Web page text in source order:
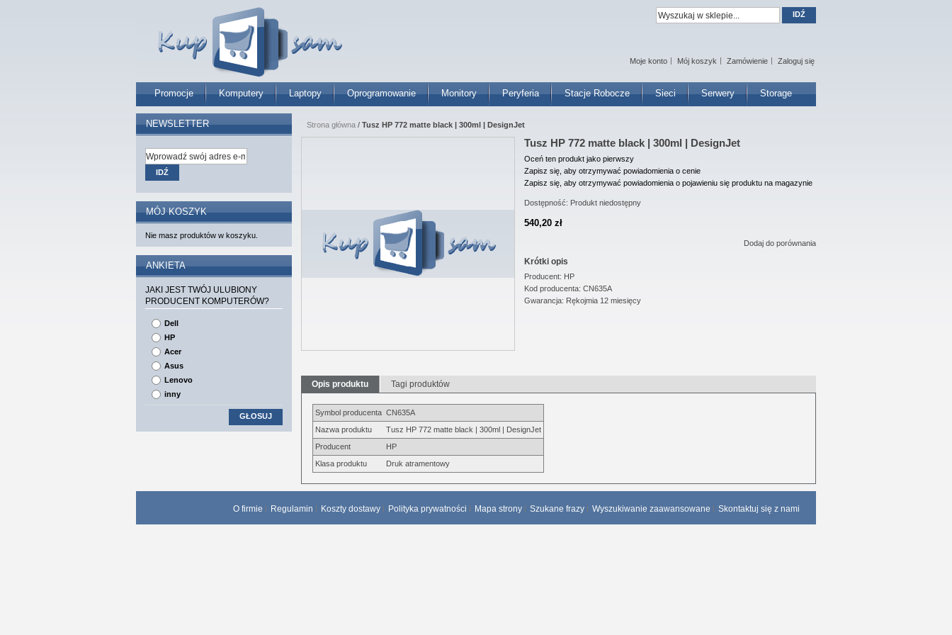
Promocje Komputery Laptopy Oprogramowanie Monitory Peryferia Stacje Robocze Sieci Serwery Storage
Moje konto Mój koszyk Zamówienie Zaloguj się
IDŹ
Strona główna / Tusz HP 772 matte black | 300ml | DesignJet
Tusz HP 772 matte black | 300ml | DesignJet
Oceń ten produkt jako pierwszy
Zapisz się, aby otrzymywać powiadomienia o cenie
Zapisz się, aby otrzymywać powiadomienia o pojawieniu się produktu na magazynie
Dostępność: Produkt niedostępny
540,20 zł
Dodaj do porównania
Krótki opis
Producent: HP
Kod producenta: CN635A
Gwarancja: Rękojmia 12 miesięcy
Opis produktu Tagi produktów
Symbol producenta CN635A
Nazwa produktu
Tusz HP 772 matte black | 300ml | DesignJet
Producent
HP
Klasa produktu
Druk atramentowy
NEWSLETTER
IDŹ
MÓJ KOSZYK
Nie masz produktów w koszyku.
ANKIETA
JAKI JEST TWÓJ ULUBIONY
PRODUCENT KOMPUTERÓW?
Dell
HP
Acer
Asus
Lenovo
inny
GŁOSUJ
O firmie Regulamin Koszty dostawy Polityka prywatności Mapa strony Szukane frazy Wyszukiwanie zaawansowane Skontaktuj się z nami